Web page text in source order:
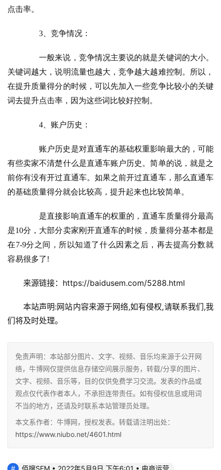
点击率。
3、竞争情况：
一般来说，竞争情况主要说的就是关键词的大小。
关键词越大，说明流量也越大，竞争越大越难控制。所以，
在提升质量得分的时候，可以先加入一些竞争比较小的关键
词去提升点击率，因为这些词比较好控制。
4、账户历史：
账户历史是对直通车的基础权重影响最大的，可能
有些卖家不清楚什么是直通车账户历史。简单的说，就是之
前你有没有开过直通车。如果之前开过直通车，那么直通车
的基础质量得分就会比较高，提升起来也比较简单。
是直接影响直通车的权重的，直通车质量得分最高
是10分，大部分卖家刚开直通车的时候，质量得分基本都是
在7-9分之间，所以知道了什么因素之后，再去提高分数就
容易很多了!
来源链接：https://baidusem.com/5288.html
本站声明:网站内容来源于网络,如有侵权,请联系我们,我
们将及时处理。
免责声明：本站部分图片、文字、视频、音乐均来源于公开网
络，牛博网仅提供信息存储空间展示服务，转载/分享的图片、
文字、视频、音乐等，目的仅供免费学习交流。发表的作品或
观点仅代表作者本人，不承担连带责任。如有侵权信息或用词
不当的地方，还请及时联系本站管理员处理。
本文系作者：牛博网，授权发表。转载请注明出处：
https://www.niubo.net/4601.html